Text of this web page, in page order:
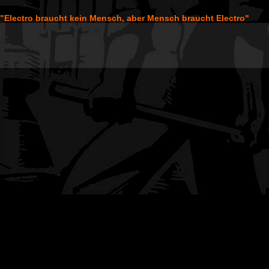
"Electro braucht kein Mensch, aber Mensch braucht Electro"